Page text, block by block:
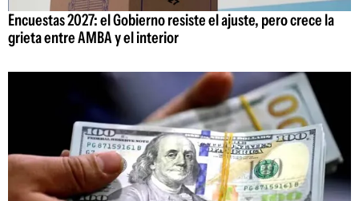
Encuestas 2027: el Gobierno resiste el ajuste, pero crece la
grieta entre AMBA y el interior